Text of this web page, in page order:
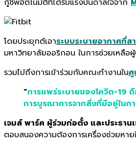
โดยประยุกต์เอาระบบระบายอากาศที่
มหาวิทยาลัยออริกอน ในการช่วยเหลื
รวมไปถึงการเข้าร่วมกับคณะทำงานใน
“การแพร่ระบายของโควิด-19
การบูรณาการจากสิ่งที่มีอยู่ใน
เจมส์ พาร์ค ผู้ร่วมก่อตั้ง และประธาน
ตอบสนองความต้องการเครื่องช่วยหา